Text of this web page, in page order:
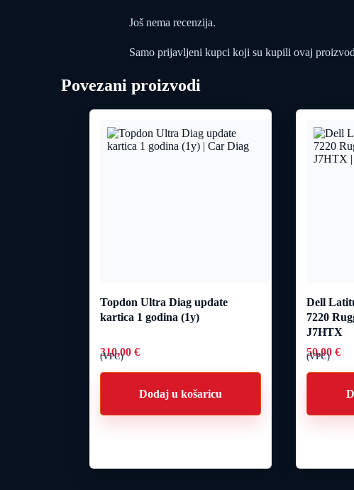
Još nema recenzija.
Samo prijavljeni kupci koji su kupili ovaj
Povezani proizvodi
Topdon Ultra Diag update
kartica 1 godina (1y)
310,00 €
(VPC)
Dodaj u košaricu
Dell
7220
J7HTX
50,00€
(VPC)